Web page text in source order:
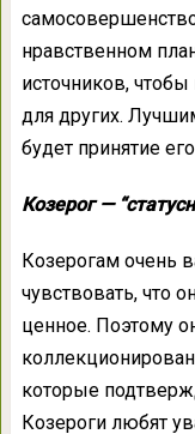
нравственном
источников, чтобы
для других.
будет принятие
Козерог —
Козерогам очень
чувствовать, что
ценное. Поэтому
которые
Козероги любят